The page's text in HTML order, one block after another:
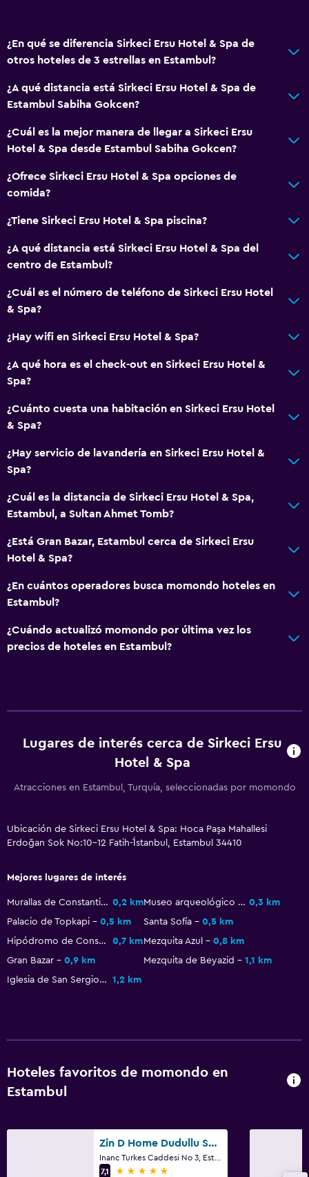
Teléfono
Servicios básicos
Internet
Extinguidor
Artículos de aseo gratis
Alarma de humo
Calefacción
Aire acondicionado
Wifi gratis
Ropa de cama
Toallas
Champú
Papeleras
Unidad accesible para personas en silla de ruedas
Lavabo bajo
Accesibilidad
Ascensor disponible
Habitación hipoalergénica
Secador de pelo
Baño público
Ducha
Bidé
Aseo
Papel higiénico
Cepillo de dientes
Comedor
Menús para dietas especiales (bajo petición)
La comida se puede entregar en el alojamiento
¿En qué se diferencia Sirkeci Ersu Hotel & Spa de
otros hoteles de 3 estrellas en Estambul?
¿A qué distancia está Sirkeci Ersu Hotel & Spa de
Estambul Sabiha Gokcen?
¿Cuál es la mejor manera de llegar a Sirkeci Ersu
Hotel & Spa desde Estambul Sabiha Gokcen?
¿Ofrece Sirkeci Ersu Hotel & Spa opciones de
comida?
¿Tiene Sirkeci Ersu Hotel & Spa piscina?
¿A qué distancia está Sirkeci Ersu Hotel & Spa del
centro de Estambul?
¿Cuál es el número de teléfono de Sirkeci Ersu Hotel
& Spa?
¿Hay wifi en Sirkeci Ersu Hotel & Spa?
¿A qué hora es el check-out en Sirkeci Ersu Hotel &
Spa?
¿Cuánto cuesta una habitación en Sirkeci Ersu Hotel
& Spa?
¿Hay servicio de lavandería en Sirkeci Ersu Hotel &
Spa?
¿Cuál es la distancia de Sirkeci Ersu Hotel & Spa,
Estambul, a Sultan Ahmet Tomb?
¿Está Gran Bazar, Estambul cerca de Sirkeci Ersu
Hotel & Spa?
¿En cuántos operadores busca momondo hoteles en
Estambul?
¿Cuándo actualizó momondo por última vez los
precios de hoteles en Estambul?
Lugares de interés cerca de Sirkeci Ersu
Hotel & Spa
Atracciones en Estambul, Turquía, seleccionadas por momondo
Ubicación de Sirkeci Ersu Hotel & Spa: Hoca Paşa Mahallesi
Erdoğan Sok No:10-12 Fatih-İ̇stanbul, Estambul 34410
Mejores lugares de interés
Murallas de Constantinopla 0,2 km Museo arqueológico de Estambul 0,3 km
Palacio de Topkapi
0,5 km Santa Sofía
0,5 km
Hipódromo de Constantinopla
0,7 kmMezquita Azul
0,8 km
Gran Bazar
0,9 km Mezquita de Beyazid
1,1 km
Iglesia de San Sergio y San Baco
1,2 km
Hoteles favoritos de momondo en
Estambul
Zin D Home Dudullu Suits
7,1
5 estrellas